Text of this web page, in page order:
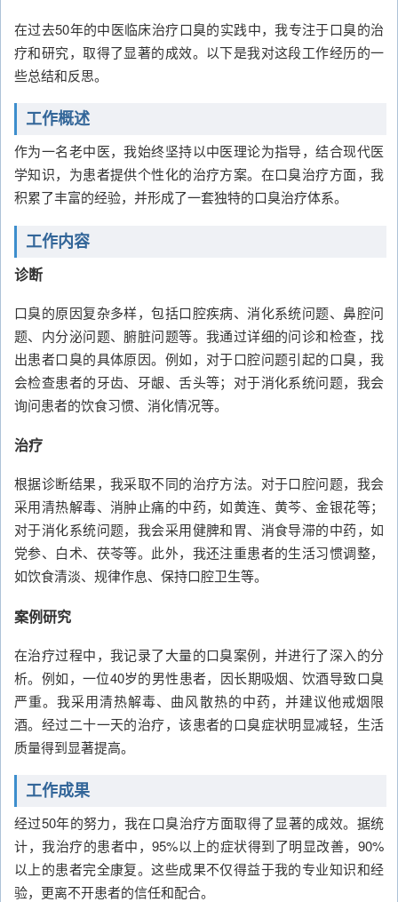
在过去50年的中医临床治疗口臭的实践中，我专注于口臭的治
疗和研究，取得了显著的成效。以下是我对这段工作经历的一
些总结和反思。
工作概述
作为一名老中医，我始终坚持以中医理论为指导，结合现代医
学知识，为患者提供个性化的治疗方案。在口臭治疗方面，我
积累了丰富的经验，并形成了一套独特的口臭治疗体系。
工作内容
诊断
口臭的原因复杂多样，包括口腔疾病、消化系统问题、鼻腔问
题、内分泌问题、腑脏问题等。我通过详细的问诊和检查，找
出患者口臭的具体原因。例如，对于口腔问题引起的口臭，我
会检查患者的牙齿、牙龈、舌头等；对于消化系统问题，我会
询问患者的饮食习惯、消化情况等。
治疗
根据诊断结果，我采取不同的治疗方法。对于口腔问题，我会
采用清热解毒、消肿止痛的中药，如黄连、黄芩、金银花等；
对于消化系统问题，我会采用健脾和胃、消食导滞的中药，如
党参、白术、茯苓等。此外，我还注重患者的生活习惯调整，
如饮食清淡、规律作息、保持口腔卫生等。
案例研究
在治疗过程中，我记录了大量的口臭案例，并进行了深入的分
析。例如，一位40岁的男性患者，因长期吸烟、饮酒导致口臭
严重。我采用清热解毒、曲风散热的中药，并建议他戒烟限
酒。经过二十一天的治疗，该患者的口臭症状明显减轻，生活
质量得到显著提高。
工作成果
经过50年的努力，我在口臭治疗方面取得了显著的成效。据统
计，我治疗的患者中，95%以上的症状得到了明显改善，90%
以上的患者完全康复。这些成果不仅得益于我的专业知识和经
验，更离不开患者的信任和配合。